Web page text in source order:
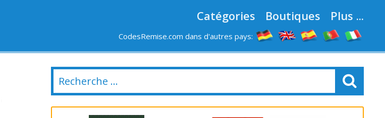
Catégories Boutiques Plus ...
CodesRemise.com dans d'autres pays:
DERNIERS JOURS NOUVELLES MAGASINS